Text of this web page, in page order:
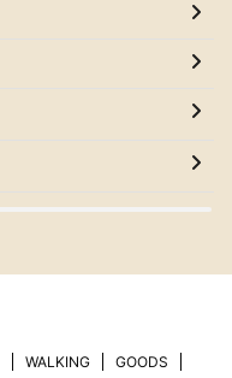
WALKING
GOODS